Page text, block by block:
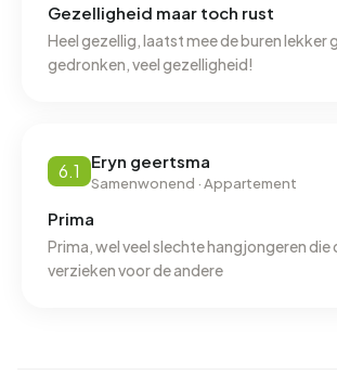
verbruik van 960 m³ per adres ligt het
onder het landelijke gemiddelde van
Gezelligheid maar toch rust
Heel gezellig, laatst mee de buren lekker
gedronken, veel gezelligheid!
6.1 Eryn geertsma
Samenwonend · Appartement
Prima
Prima, wel veel slechte hangjongeren die
verzieken voor de andere